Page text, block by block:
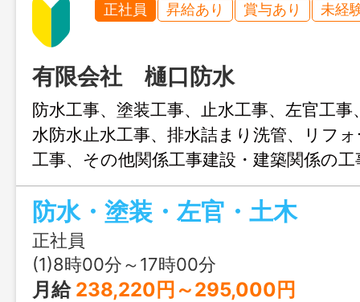
正社員 昇給あり 賞与あり 未経
有限会社 樋口防水
防水工事、塗装工事、止水工事、左官工事
水防水止水工事、排水詰まり洗管、リフ
工事、その他関係工事建設・建築関係の
ていますので、様々な攻守の経験を積む
す。上司や先輩がしっかりとサポート・
くれるので、未経験でも安心して現場で
す。 変更範囲：変更なし
防水・塗装・左官・土木
正社員
(1)8時00分～17時00分
月給 238,220円～295,000円